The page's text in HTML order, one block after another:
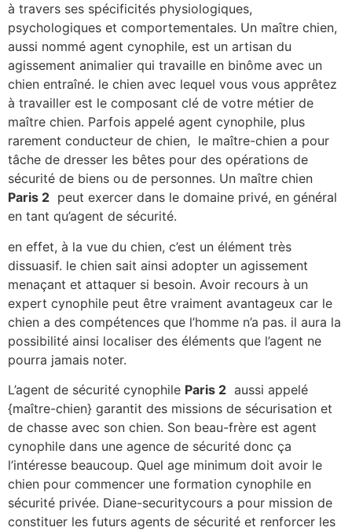
à travers ses spécificités physiologiques,
psychologiques et comportementales. Un maître chien,
aussi nommé agent cynophile, est un artisan du
agissement animalier qui travaille en binôme avec un
chien entraîné. le chien avec lequel vous vous apprêtez
à travailler est le composant clé de votre métier de
maître chien. Parfois appelé agent cynophile, plus
rarement conducteur de chien, le maître-chien a pour
tâche de dresser les bêtes pour des opérations de
sécurité de biens ou de personnes. Un maître chien
Paris 2 peut exercer dans le domaine privé, en général
en tant qu’agent de sécurité.
en effet, à la vue du chien, c’est un élément très
dissuasif. le chien sait ainsi adopter un agissement
menaçant et attaquer si besoin. Avoir recours à un
expert cynophile peut être vraiment avantageux car le
chien a des compétences que l’homme n’a pas. il aura la
possibilité ainsi localiser des éléments que l’agent ne
pourra jamais noter.
L’agent de sécurité cynophile Paris 2 aussi appelé
{maître-chien} garantit des missions de sécurisation et
de chasse avec son chien. Son beau-frère est agent
cynophile dans une agence de sécurité donc ça
l’intéresse beaucoup. Quel age minimum doit avoir le
chien pour commencer une formation cynophile en
sécurité privée. Diane-securitycours a pour mission de
constituer les futurs agents de sécurité et renforcer les